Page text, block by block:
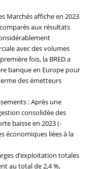
Marchés affiche en 2023
aux résultats
avec des volumes
fois, la BRED a
banque en Europe pour
des émetteurs
: Après une
consolidée des
baisse en 2023 (-
économiques liées à la
d’exploitation totales
au total de 2,4 %,